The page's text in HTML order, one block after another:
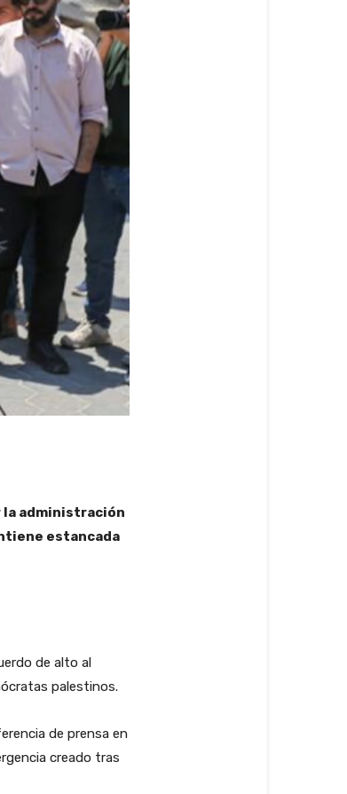
la administración
estancada
de alto al
palestinos.
de prensa en
creado tras